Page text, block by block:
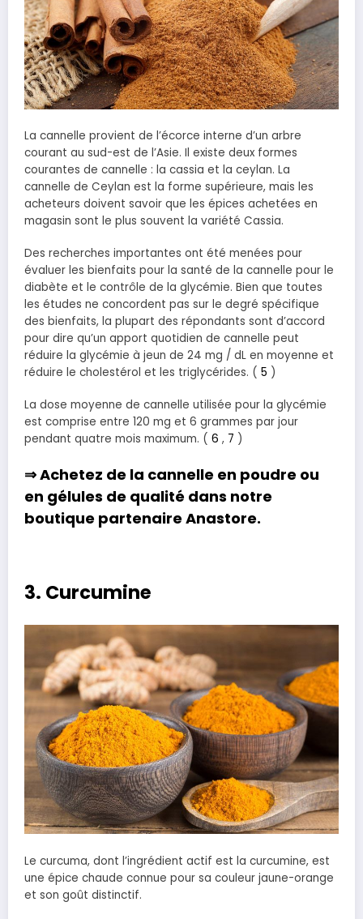
La cannelle provient de l’écorce interne d’un arbre
courant au sud-est de l’Asie. Il existe deux formes
courantes de cannelle : la cassia et la ceylan. La
cannelle de Ceylan est la forme supérieure, mais les
acheteurs doivent savoir que les épices achetées en
magasin sont le plus souvent la variété Cassia.
Des recherches importantes ont été menées pour
évaluer les bienfaits pour la santé de la cannelle pour le
diabète et le contrôle de la glycémie. Bien que toutes
les études ne concordent pas sur le degré spécifique
des bienfaits, la plupart des répondants sont d’accord
pour dire qu’un apport quotidien de cannelle peut
réduire la glycémie à jeun de 24 mg / dL en moyenne et
réduire le cholestérol et les triglycérides. ( 5 )
La dose moyenne de cannelle utilisée pour la glycémie
est comprise entre 120 mg et 6 grammes par jour
pendant quatre mois maximum. ( 6 , 7 )
⇒ Achetez de la cannelle en poudre ou
en gélules de qualité dans notre
boutique partenaire Anastore.
3. Curcumine
Le curcuma, dont l’ingrédient actif est la curcumine, est
une épice chaude connue pour sa couleur jaune-orange
et son goût distinctif.